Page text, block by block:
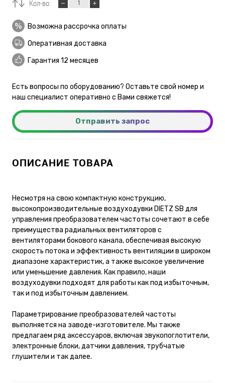
Кол-во:
Возможна рассрочка оплаты
Оперативная доставка
Гарантия 12 месяцев
Есть вопросы по оборудованию? Оставьте свой номер и
наш специалист оперативно с Вами свяжется!
Отправить запрос
ОПИСАНИЕ ТОВАРА
Несмотря на свою компактную конструкцию,
высокопроизводительные воздуходувки DIETZ SB для
управления преобразователем частоты сочетают в себе
преимущества радиальных вентиляторов с
вентиляторами бокового канала, обеспечивая высокую
скорость потока и эффективность вентиляции в широком
диапазоне характеристик, а также высокое увеличение
или уменьшение давления. Как правило, наши
воздуходувки подходят для работы как под избыточным,
так и под избыточным давлением.
Параметрирование преобразователей частоты
выполняется на заводе-изготовителе. Мы также
предлагаем ряд аксессуаров, включая звукопоглотители,
электронные блоки, датчики давления, трубчатые
глушители и так далее.